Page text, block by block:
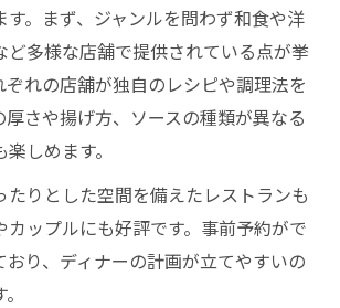
す。まず、ジャンルを問わず和食や洋
ど多様な店舗で提供されている点が挙
ぞれの店舗が独自のレシピや調理法を
さや揚げ方、ソースの種類が異なる
しめます。
たりとした空間を備えたレストランも
カップルにも好評です。事前予約がで
おり、ディナーの計画が立てやすいの